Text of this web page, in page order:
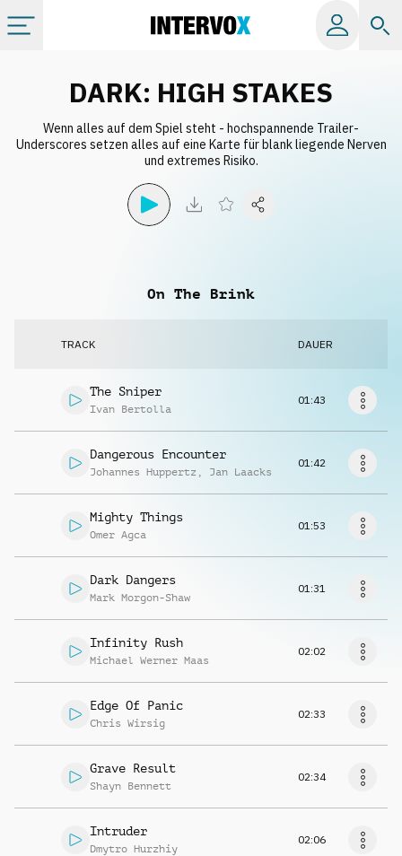
Alle Alben
Info
Musikanfrage
DARK: HIGH STAKES
Wenn alles auf dem Spiel steht - hochspannende Trailer-
Underscores setzen alles auf eine Karte für blank liegende Nerven
und extremes Risiko.
On The Brink
TRACK DAUER
The Sniper
Ivan Bertolla
01:43
Dangerous Encounter
Johannes Huppertz , Jan Laacks
01:42
Mighty Things
Omer Agca
01:53
Dark Dangers
Mark Morgon-Shaw
01:31
Infinity Rush
Michael Werner Maas
02:02
Edge Of Panic
Chris Wirsig
02:33
Grave Result
Shayn Bennett
02:34
Intruder
Dmytro Hurzhiy
02:06